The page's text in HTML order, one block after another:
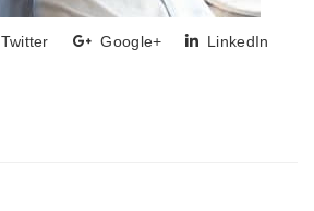
Twitter Google+ LinkedIn